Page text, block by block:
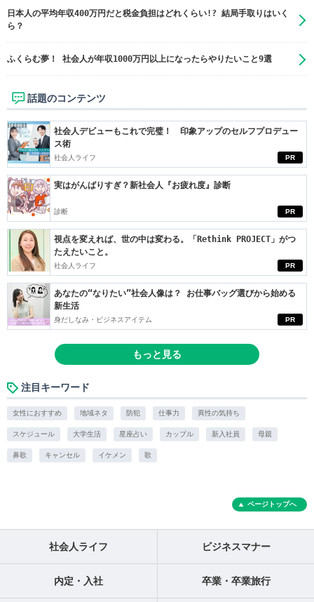
日本人の平均年収400万円だと税金負担はどれくらい!? 結局手取りはいく
ら？
ふくらむ夢！ 社会人が年収1000万円以上になったらやりたいこと9選
話題のコンテンツ
PR
社会人デビューもこれで完璧！ 印象アップのセルフプロデュー
ス術
社会人ライフ
PR
実はがんばりすぎ？新社会人『お疲れ度』診断
診断
PR
視点を変えれば、世の中は変わる。「Rethink PROJECT」がつ
たえたいこと。
社会人ライフ
PR
あなたの“なりたい”社会人像は？ お仕事バッグ選びから始める
新生活
身だしなみ・ビジネスアイテム
もっと見る
注目キーワード
女性におすすめ 地域ネタ 防犯 仕事力 異性の気持ち
スケジュール 大学生活 星座占い カップル 新入社員 母親
鼻歌 キャンセル イケメン 歌
ページトップへ
社会人ライフ ビジネスマナー
内定・入社 卒業・卒業旅行